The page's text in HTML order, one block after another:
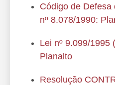
Código de Defesa
nº 8.078/1990:
Lei nº 9.099/1995
Planalto
Resolução